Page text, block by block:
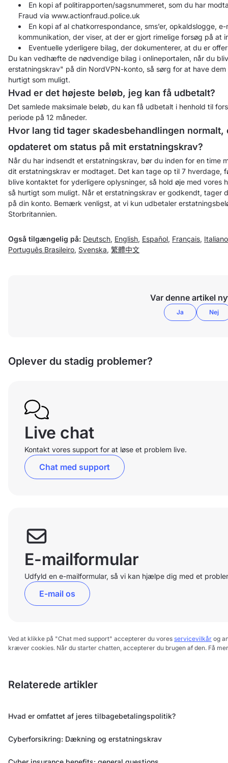
En kopi af politirapporten/sagsnummeret, som du har
Fraud via www.actionfraud.police.uk
En kopi af al chatkorrespondance, sms’er, opkaldslogge,
kommunikation, der viser, at der er gjort rimelige forsøg på at
Eventuelle yderligere bilag, der dokumenterer, at du er
Du kan vedhæfte de nødvendige bilag i onlineportalen, når du
erstatningskrav" på din NordVPN-konto, så sørg for at have
hurtigt som muligt.
Hvad er det højeste beløb, jeg kan få udbetalt?
Det samlede maksimale beløb, du kan få udbetalt i henhold til
periode på 12 måneder.
Hvor lang tid tager skadesbehandlingen
opdateret om status på mit erstatningskrav?
Når du har indsendt et erstatningskrav, bør du inden for en
dit erstatningskrav er modtaget. Det kan tage op til 7 hverdage,
blive kontaktet for yderligere oplysninger, så hold øje med vores
så hurtigt som muligt. Når et erstatningskrav er godkendt,
på din konto. Bemærk venligst, at vi kun udbetaler
Storbritannien.
Også tilgængelig på: Deutsch, English, Español, Français, Italiano
Português Brasileiro, Svenska, 繁體中文
Var denne artikel
Ja Nej
Oplever du stadig problemer?
Live chat
Kontakt vores support for at løse et problem live.
Chat med support
E-mailformular
Udfyld en e-mailformular, så vi kan hjælpe dig med et
E-mail os
Ved at klikke på "Chat med support" accepterer du vores servicevilkår og
kræver cookies. Når du starter chatten, accepterer du brugen af den. Få
Relaterede artikler
Hvad er omfattet af jeres tilbagebetalingspolitik?
Cyberforsikring: Dækning og erstatningskrav